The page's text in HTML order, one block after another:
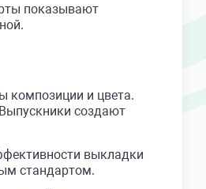
показывают
композиции и цвета.
создают
выкладки
стандартом.